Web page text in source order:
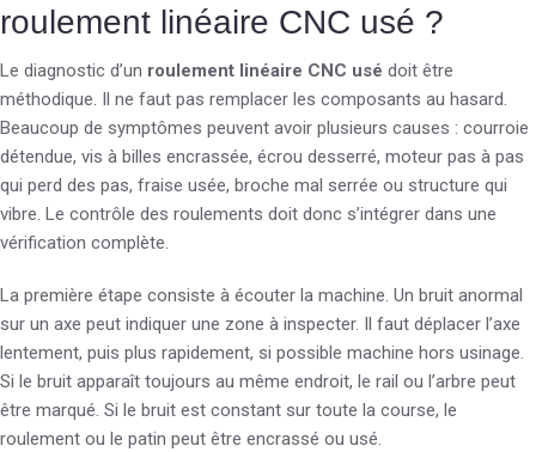
roulement linéaire CNC usé ?
Le diagnostic d’un roulement linéaire CNC usé doit être
méthodique. Il ne faut pas remplacer les composants au hasard.
Beaucoup de symptômes peuvent avoir plusieurs causes : courroie
détendue, vis à billes encrassée, écrou desserré, moteur pas à pas
qui perd des pas, fraise usée, broche mal serrée ou structure qui
vibre. Le contrôle des roulements doit donc s’intégrer dans une
vérification complète.
La première étape consiste à écouter la machine. Un bruit anormal
sur un axe peut indiquer une zone à inspecter. Il faut déplacer l’axe
lentement, puis plus rapidement, si possible machine hors usinage.
Si le bruit apparaît toujours au même endroit, le rail ou l’arbre peut
être marqué. Si le bruit est constant sur toute la course, le
roulement ou le patin peut être encrassé ou usé.